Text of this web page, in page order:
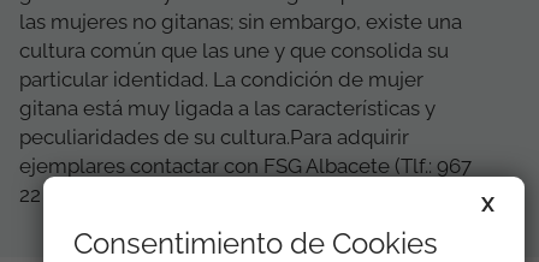
las mujeres no gitanas; sin embargo, existe una
cultura común que las une y que consolida su
particular identidad. La condición de mujer
gitana está muy ligada a las características y
peculiaridades de su cultura.Para adquirir
ejemplares contactar con FSG Albacete (Tlf.: 967
22 09 75...
X
Consentimiento de Cookies